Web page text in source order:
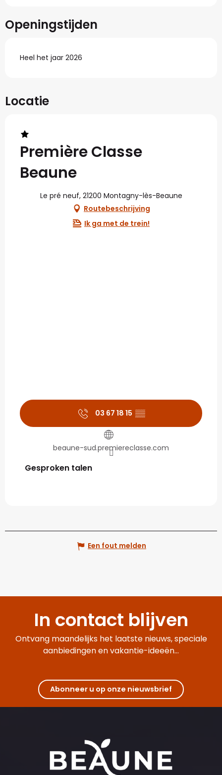
Openingstijden
Heel het jaar 2026
Locatie
Première Classe
Beaune
Le pré neuf, 21200 Montagny-lès-Beaune
Routebeschrijving
Ik ga met de trein!
03 67 18 15 ▒▒
beaune-sud.premiereclasse.com
Gesproken talen
Gesproken talen
Een fout melden
In contact blijven
Ontvang maandelijks het laatste nieuws, speciale
aanbiedingen en vakantie-ideeën...
Abonneer u op onze nieuwsbrief